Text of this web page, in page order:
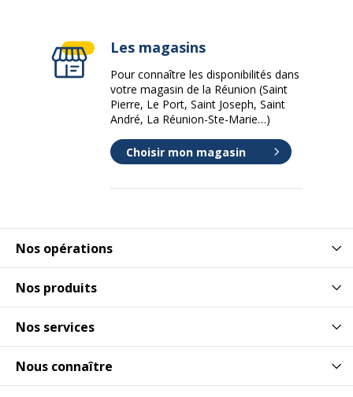
Nos opérations
Nos produits
Nos services
Nous connaître
Les magasins
Pour connaître les disponibilités dans
votre magasin de la Réunion (Saint
Pierre, Le Port, Saint Joseph, Saint
André, La Réunion-Ste-Marie…)
Choisir mon magasin